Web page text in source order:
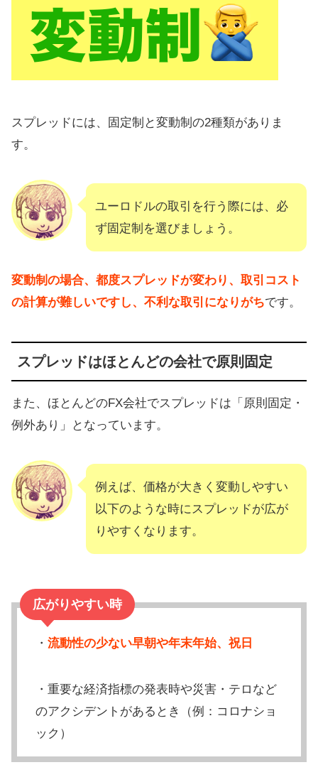
スプレッドには、固定制と変動制の2種類がありま
す。
ユーロドルの取引を行う際には、必
ず固定制を選びましょう。
変動制の場合、都度スプレッドが変わり、取引コスト
の計算が難しいですし、不利な取引になりがちです。
スプレッドはほとんどの会社で原則固定
また、ほとんどのFX会社でスプレッドは「原則固定・
例外あり」となっています。
例えば、価格が大きく変動しやすい
以下のような時にスプレッドが広が
りやすくなります。
広がりやすい時
・ 流動性の少ない早朝や年末年始、祝日
・重要な経済指標の発表時や災害・テロなど
のアクシデントがあるとき（例：コロナショ
ック）